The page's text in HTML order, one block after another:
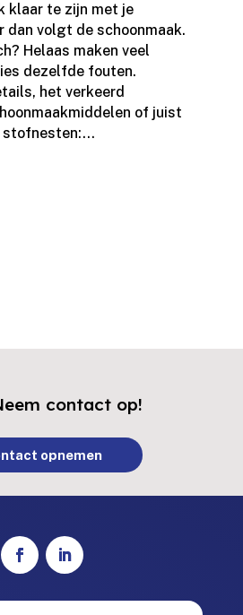
klaar te zijn met je
dan volgt de schoonmaak.​
Helaas maken veel
dezelfde fouten.​
het verkeerd
of juist
stofnesten:...
contact op!
opnemen